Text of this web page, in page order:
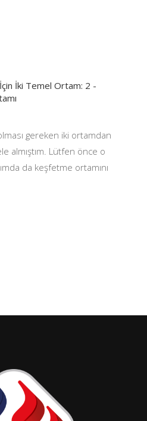
İki Temel Ortam: 2 -
gereken iki ortamdan
almıştım. Lütfen önce o
da keşfetme ortamını